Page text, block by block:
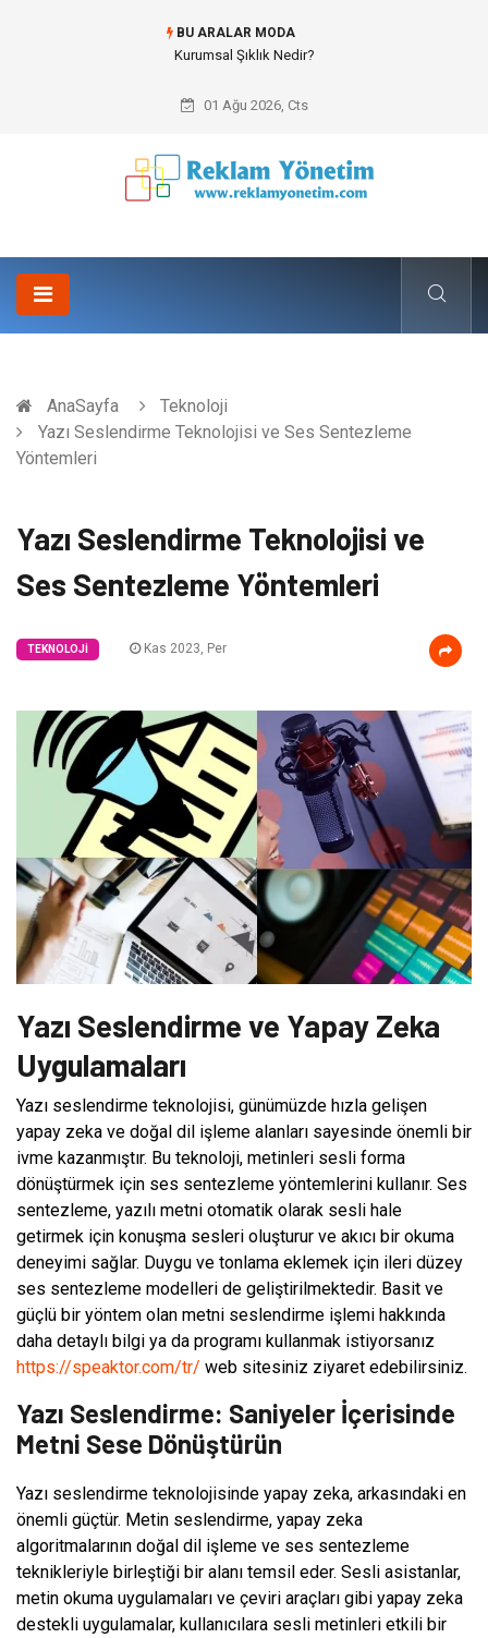
BU ARALAR MODA
Kurumsal Şıklık Nedir?
01 Ağu 2026, Cts
AnaSayfa
Teknoloji
Yazı Seslendirme Teknolojisi ve Ses Sentezleme
Yöntemleri
Yazı Seslendirme Teknolojisi ve
Ses Sentezleme Yöntemleri
TEKNOLOJI Kas 2023, Per
Yazı Seslendirme ve Yapay Zeka
Uygulamaları
Yazı seslendirme teknolojisi, günümüzde hızla gelişen
yapay zeka ve doğal dil işleme alanları sayesinde önemli bir
ivme kazanmıştır. Bu teknoloji, metinleri sesli forma
dönüştürmek için ses sentezleme yöntemlerini kullanır. Ses
sentezleme, yazılı metni otomatik olarak sesli hale
getirmek için konuşma sesleri oluşturur ve akıcı bir okuma
deneyimi sağlar. Duygu ve tonlama eklemek için ileri düzey
ses sentezleme modelleri de geliştirilmektedir. Basit ve
güçlü bir yöntem olan metni seslendirme işlemi hakkında
daha detaylı bilgi ya da programı kullanmak istiyorsanız
https://speaktor.com/tr/ web sitesiniz ziyaret edebilirsiniz.
Yazı Seslendirme: Saniyeler İçerisinde
Metni Sese Dönüştürün
Yazı seslendirme teknolojisinde yapay zeka, arkasındaki en
önemli güçtür. Metin seslendirme, yapay zeka
algoritmalarının doğal dil işleme ve ses sentezleme
teknikleriyle birleştiği bir alanı temsil eder. Sesli asistanlar,
metin okuma uygulamaları ve çeviri araçları gibi yapay zeka
destekli uygulamalar, kullanıcılara sesli metinleri etkili bir